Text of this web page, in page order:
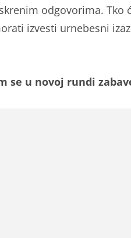
odgovorima. Tko
izvesti urnebesni
se u novoj rundi